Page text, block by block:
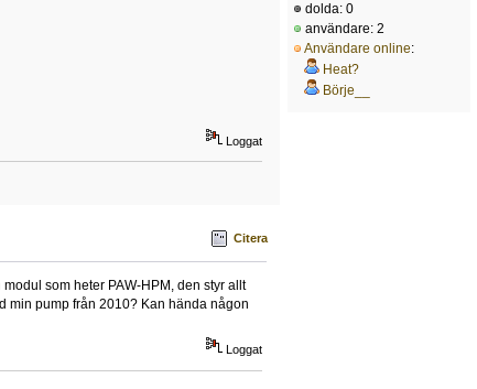
Loggat
Citera
som heter PAW-HPM, den styr allt
min pump från 2010? Kan hända någon
Loggat
dolda: 0
användare: 2
Användare online:
Heat?
Börje__